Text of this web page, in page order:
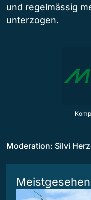
und regelmässig
unterzogen.
Moderation: Silvi
Meistgesehen